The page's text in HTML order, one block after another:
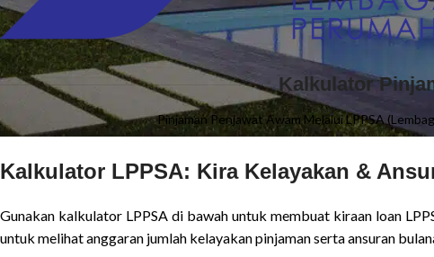
Kalkulator
Pinjaman Penjawat Awam Melalui LPPSA
Kalkulator LPPSA: Kira Kelayakan &
Gunakan kalkulator LPPSA di bawah untuk membuat kiraan loan
untuk melihat anggaran jumlah kelayakan pinjaman serta ansuran